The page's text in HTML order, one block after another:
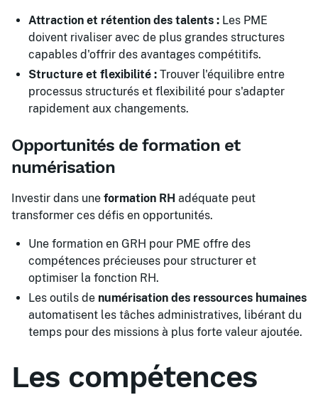
Attraction et rétention des talents : Les PME
doivent rivaliser avec de plus grandes structures
capables d'offrir des avantages compétitifs.
Structure et flexibilité : Trouver l'équilibre entre
processus structurés et flexibilité pour s'adapter
rapidement aux changements.
Opportunités de formation et
numérisation
Investir dans une formation RH adéquate peut
transformer ces défis en opportunités.
Une formation en GRH pour PME offre des
compétences précieuses pour structurer et
optimiser la fonction RH.
Les outils de numérisation des ressources humaines
automatisent les tâches administratives, libérant du
temps pour des missions à plus forte valeur ajoutée.
Les compétences